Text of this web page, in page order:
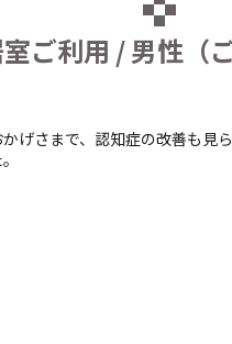
ご利用 / 男性（
かげさまで、認知症の改善も見